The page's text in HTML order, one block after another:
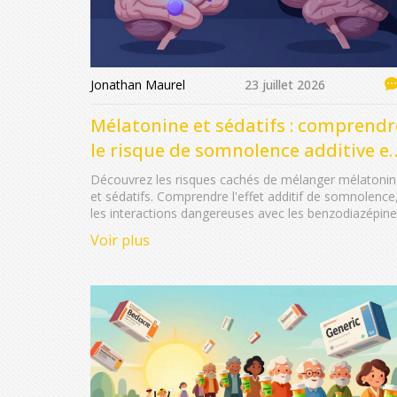
Jonathan Maurel 23 juillet 2026
Mélatonine et sédatifs :
le risque de somnolence additive et
les conseils de sécurité
Découvrez les risques cachés de mélanger
et sédatifs. Comprendre l'effet additif de somnolence,
les interactions dangereuses avec les
Voir plus